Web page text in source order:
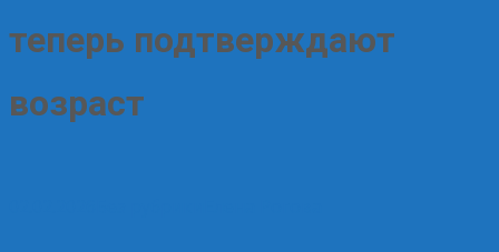
теперь подтверждают
возраст